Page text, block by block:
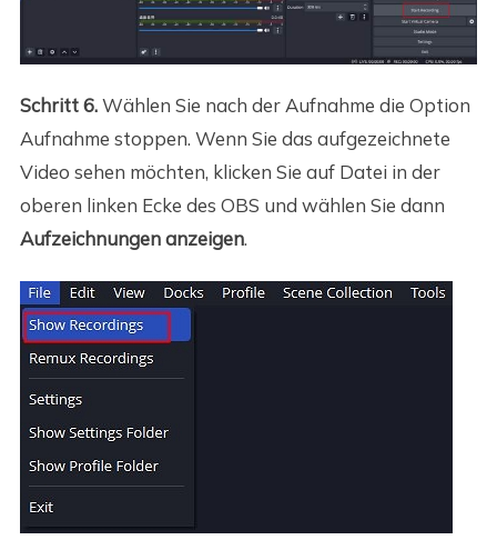
Schritt 6.Wählen Sie nach der Aufnahme die Option
Aufnahme stoppen. Wenn Sie das aufgezeichnete
Video sehen möchten, klicken Sie auf Datei in der
oberen linken Ecke des OBS und wählen Sie dann
Aufzeichnungen anzeigen.